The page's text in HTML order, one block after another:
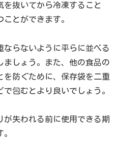
を抜いてから冷凍すること
とができます。
ならないように平らに並べる
ましょう。また、他の食品の
を防ぐために、保存袋を二重
包むとより良いでしょう。
失われる前に使用できる期